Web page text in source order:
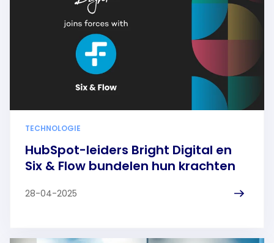
TECHNOLOGIE
HubSpot-leiders Bright Digital en
Six & Flow bundelen hun krachten
28-04-2025